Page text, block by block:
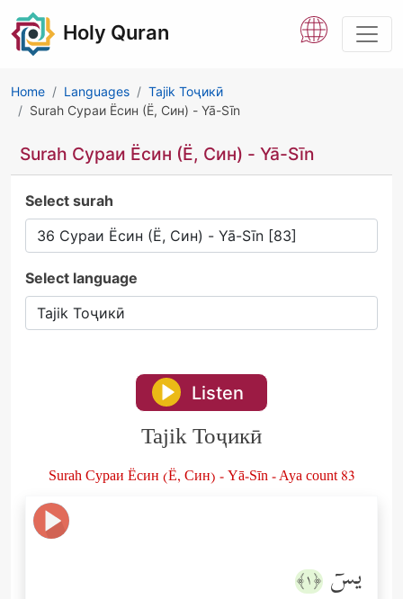
Holy Quran
Home Languages
Tajik Тоҷикӣ
Surah Сураи Ёсин (Ё, Син) - Yā-Sīn
Surah Сураи Ёсин (Ё, Син) - Yā-Sīn
Select surah
Select language
Listen
Tajik Тоҷикӣ
Surah Сураи Ёсин (Ё, Син) - Yā-Sīn - Aya count 83
یسۤ ﴿١﴾